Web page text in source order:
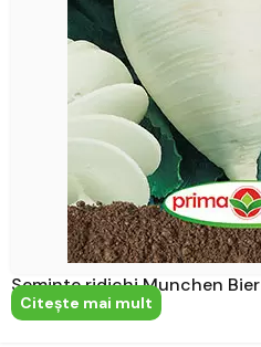
Seminte ridichi Munchen Bier
Citeşte mai mult